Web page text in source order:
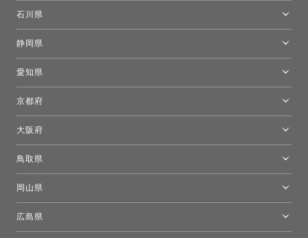
モーイ東京
キーブー東京
FLOS｜フロスデザインスペース青山
石川県
静岡県
愛知県
京都府
大阪府
鳥取県
岡山県
広島県